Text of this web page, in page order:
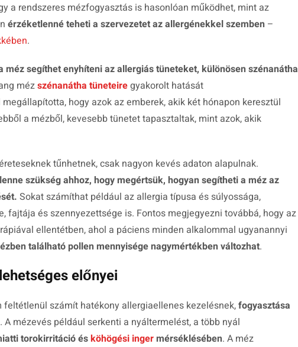
a rendszeres mézfogyasztás is hasonlóan működhet, mint az
érzéketlenné teheti a szervezetet az allergénekkel szemben –
.
méz segíthet enyhíteni az allergiás tüneteket, különösen szénanátha
mézszénanátha tüneteiregyakorolt hatását
hogy azok az emberek, akik két hónapon keresztül
a mézből, kevesebb tünetet tapasztaltak, mint azok, akik
tűnhetnek, csak nagyon kevés adaton alapulnak.
szükség ahhoz, hogy megértsük, hogyan segítheti a méz az
Sokat számíthat például az allergia típusa és súlyossága,
fajtája és szennyezettsége is. Fontos megjegyezni továbbá, hogy az
ellentétben, ahol a páciens minden alkalommal ugyanannyi
található pollen mennyisége nagymértékben változhat.
előnyei
feltétlenül számít hatékony allergiaellenes kezelésnek,fogyasztása
. A mézevés például serkenti a nyáltermelést, a több nyál
torokirritáció ésköhögési ingermérséklésében. A méz